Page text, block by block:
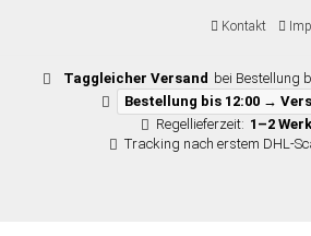
Kontakt
Taggleicher Versand bei Bestellung
Bestellung bis 12:00 →
Regellieferzeit: 1–2
Tracking nach erstem DHL-